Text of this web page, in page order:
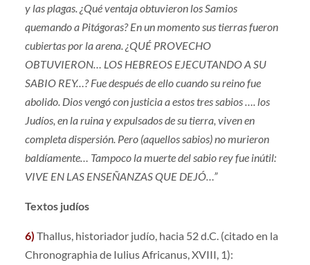
y las plagas. ¿Qué ventaja obtuvieron los Samios
quemando a Pitágoras? En un momento sus tierras fueron
cubiertas por la arena. ¿QUÉ PROVECHO
OBTUVIERON… LOS HEBREOS EJECUTANDO A SU
SABIO REY…? Fue después de ello cuando su reino fue
abolido. Dios vengó con justicia a estos tres sabios …. los
Judíos, en la ruina y expulsados de su tierra, viven en
completa dispersión. Pero (aquellos sabios) no murieron
baldíamente… Tampoco la muerte del sabio rey fue inútil:
VIVE EN LAS ENSEÑANZAS QUE DEJÓ…”
Textos judíos
6) Thallus, historiador judío, hacia 52 d.C. (citado en la
Chronographia de Iulius Africanus, XVIII, 1):